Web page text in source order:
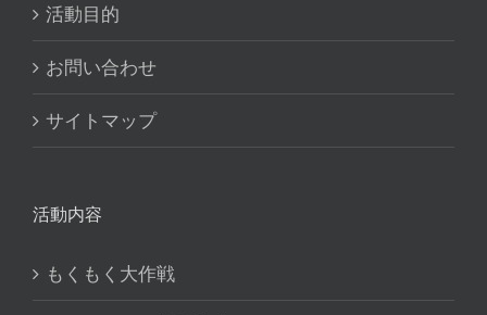
活動目的
お問い合わせ
サイトマップ
活動内容
もくもく大作戦